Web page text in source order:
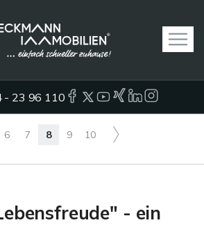
- 23 96 110
6 7 8 9 10
- ein